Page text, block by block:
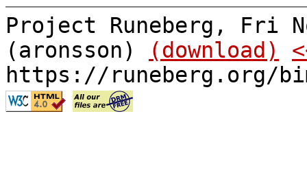
Project Runeberg, Fri
(aronsson)
(download)
https://runeberg.org/